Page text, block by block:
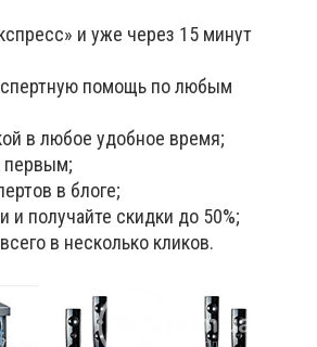
и уже через 15 минут
помощь по любым
в любое удобное время;
первым;
в блоге;
и получайте скидки до 50%;
в несколько кликов.